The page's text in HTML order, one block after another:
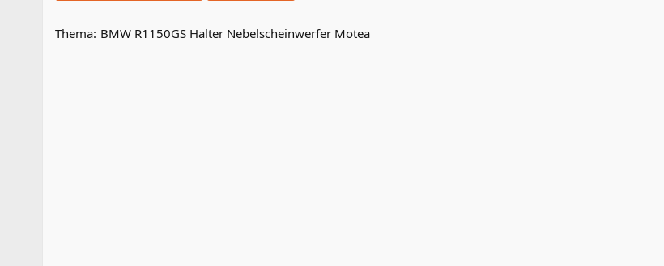
Thema: BMW R1150GS Halter Nebelscheinwerfer Motea